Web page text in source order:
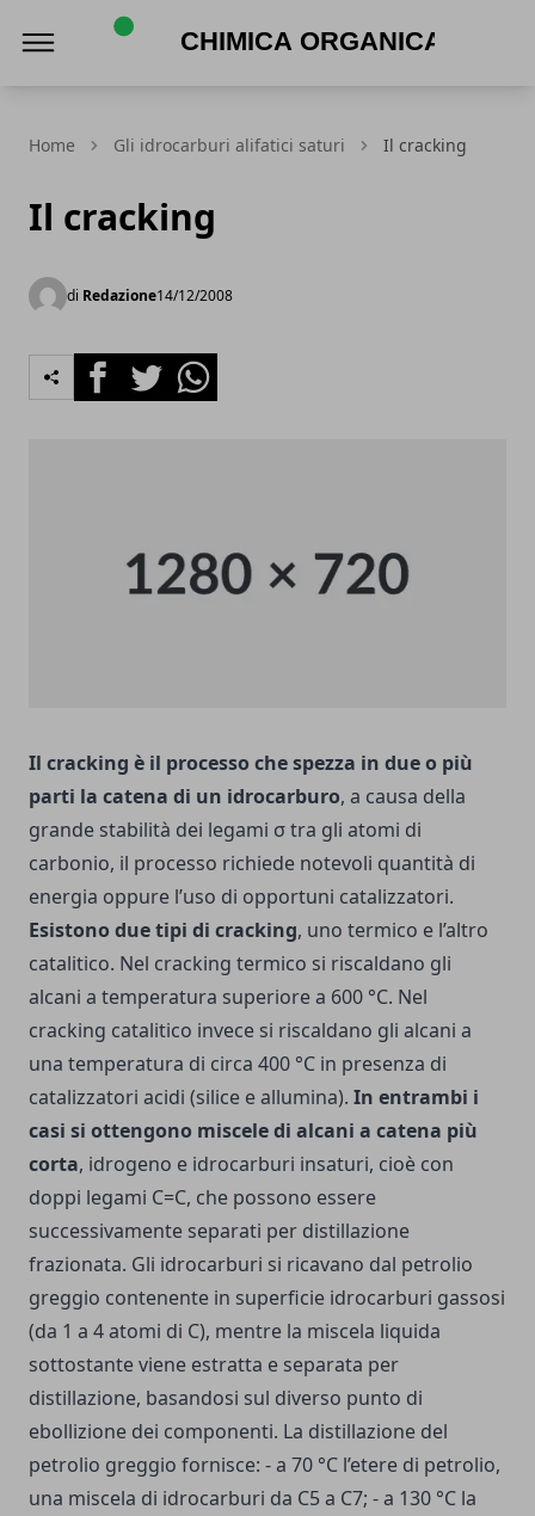
Home Gli idrocarburi alifatici saturi Il cracking
Il cracking
di Redazione14/12/2008
FacebookTwitterWhatsapp
Il cracking è il processo che spezza in due o più
parti la catena di un idrocarburo, a causa della
grande stabilità dei legami σ tra gli atomi di
carbonio, il processo richiede notevoli quantità di
energia oppure l’uso di opportuni catalizzatori.
Esistono due tipi di cracking, uno termico e l’altro
catalitico. Nel cracking termico si riscaldano gli
alcani a temperatura superiore a 600 °C. Nel
cracking catalitico invece si riscaldano gli alcani a
una temperatura di circa 400 °C in presenza di
catalizzatori acidi (silice e allumina). In entrambi i
casi si ottengono miscele di alcani a catena più
corta, idrogeno e idrocarburi insaturi, cioè con
doppi legami C=C, che possono essere
successivamente separati per distillazione
frazionata. Gli idrocarburi si ricavano dal petrolio
greggio contenente in superficie idrocarburi gassosi
(da 1 a 4 atomi di C), mentre la miscela liquida
sottostante viene estratta e separata per
distillazione, basandosi sul diverso punto di
ebollizione dei componenti. La distillazione del
petrolio greggio fornisce: - a 70 °C l’etere di petrolio,
una miscela di idrocarburi da C5 a C7; - a 130 °C la